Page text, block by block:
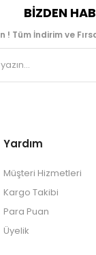
BIZDEN
! Tüm İndirim ve
Yardım
Müşteri Hizmetleri
Kargo Takibi
Para Puan
Üyelik